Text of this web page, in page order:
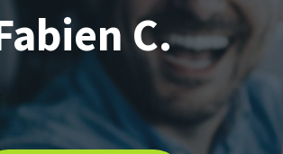
C.